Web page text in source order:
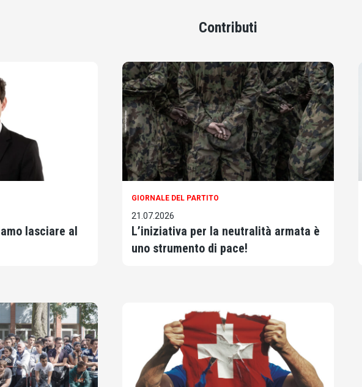
Contributi
lasciare al
GIORNALE DEL PARTITO
21.07.2026
L’iniziativa per la neutralità armata è
uno strumento di pace!